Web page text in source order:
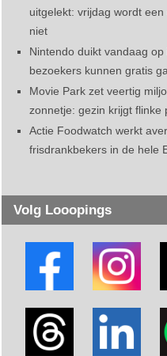
uitgelekt: vrijdag wordt
niet
Nintendo duikt vandaag op
bezoekers kunnen gratis
Movie Park zet veertig
zonnetje: gezin krijgt flinke
Actie Foodwatch werkt
frisdrankbekers in de hele
Volg Looopings